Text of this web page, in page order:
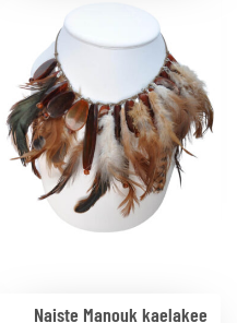
Naiste Manouk kaelakee